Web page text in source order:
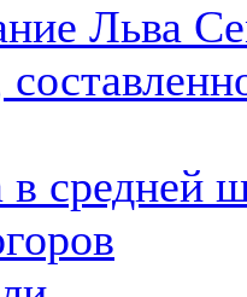
Льва
средней